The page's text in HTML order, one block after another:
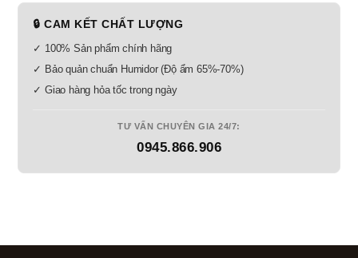
🔒 CAM KẾT CHẤT LƯỢNG
✓ 100% Sản phẩm chính hãng
✓ Bảo quản chuẩn Humidor (Độ ẩm 65%-70%)
✓ Giao hàng hỏa tốc trong ngày
TƯ VẤN CHUYÊN GIA 24/7:
0945.866.906